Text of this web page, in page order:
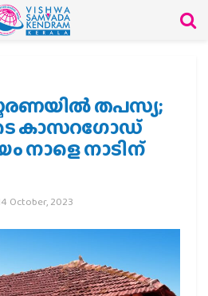
തപസ്യ;
കാസറഗോഡ്
നാളെ നാടിന്
October, 2023